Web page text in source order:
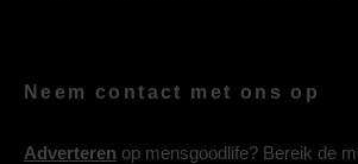
Neem contact met ons op
Adverteren op mensgoodlife? Bereik de